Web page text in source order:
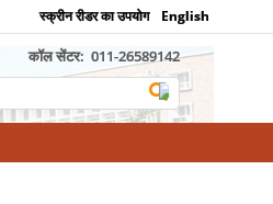
स्क्रीन रीडर का उपयोग English
कॉल सेंटर: 011-26589142